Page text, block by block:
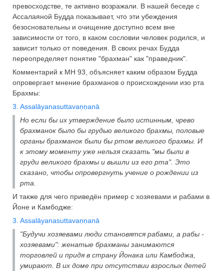
превосходстве, те активно возражали. В нашей беседе с
Ассалаяной Будда показывает, что эти убеждения
безосновательны и очищение доступно всем вне
зависимости от того, в каком сословии человек родился, и
зависит только от поведения. В своих речах Будда
переопределяет понятие "брахман" как "праведник".
Комментарий к МН 93, объясняет каким образом Будда
опровергает мнение брахманов о происхождении изо рта
Брахмы:
3. Assalāyanasuttavaṇṇanā
Но если бы их утверждение было истинным, чрево
брахманок было бы грудью великого брахмы, половые
органы брахманок были бы ртом великого брахмы. И
к этому моменту уже нельзя сказать "мы были в
груди великого брахмы и вышли из его рта". Это
сказано, чтобы опровергнуть учение о рождении из
рта.
И также для чего приведён пример с хозяевами и рабами в
Йоне и Камбодже:
3. Assalāyanasuttavaṇṇanā
"Будучи хозяевами люди становятся рабами, а рабы -
хозяевами": женатые брахманы занимаются
торговлей и придя в страну Йонака или Камбоджа,
умирают. В их доме при отсутствии взрослых детей